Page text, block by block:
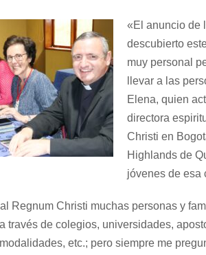
«El anuncio de
descubierto
muy personal
llevar a las
Elena, quien
directora
Christi en
Highlands de
jóvenes de esa
Regnum Christi muchas personas y
través de colegios, universidades,
etc.; pero siempre me